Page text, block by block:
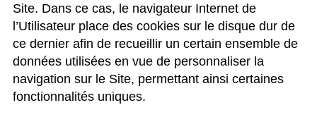
Site. Dans ce cas, le navigateur Internet de
l’Utilisateur place des cookies sur le disque dur de
ce dernier afin de recueillir un certain ensemble de
données utilisées en vue de personnaliser la
navigation sur le Site, permettant ainsi certaines
fonctionnalités uniques.